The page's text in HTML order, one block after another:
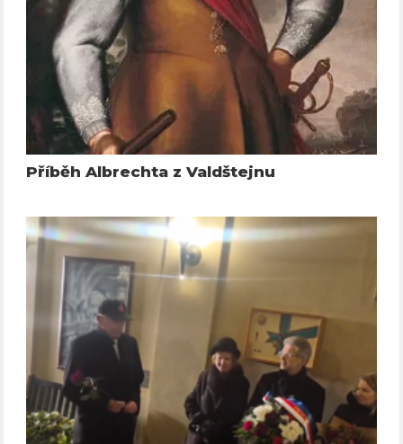
Příběh Albrechta z Valdštejnu